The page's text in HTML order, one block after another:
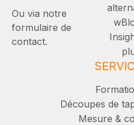
Ou via notre
formulaire de
contact.
Découpes de
Mesure &